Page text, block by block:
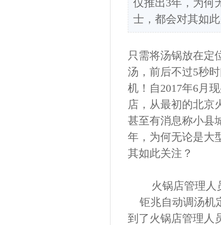
仅推出3年，为何
士，都会对其如
只需将汤锅放在定
汤 ，前后不过5秒
机 ！自2017年6月
店 ，从最初的北京
甚至有消息称小县
年，为何无论是大
其如此关注？
火锅店管理人
钜兆自动调汤机
到了 火锅店管理人